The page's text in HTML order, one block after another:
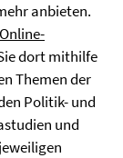
anbieten.
Online-
dort mithilfe
Themen der
Politik- und
und